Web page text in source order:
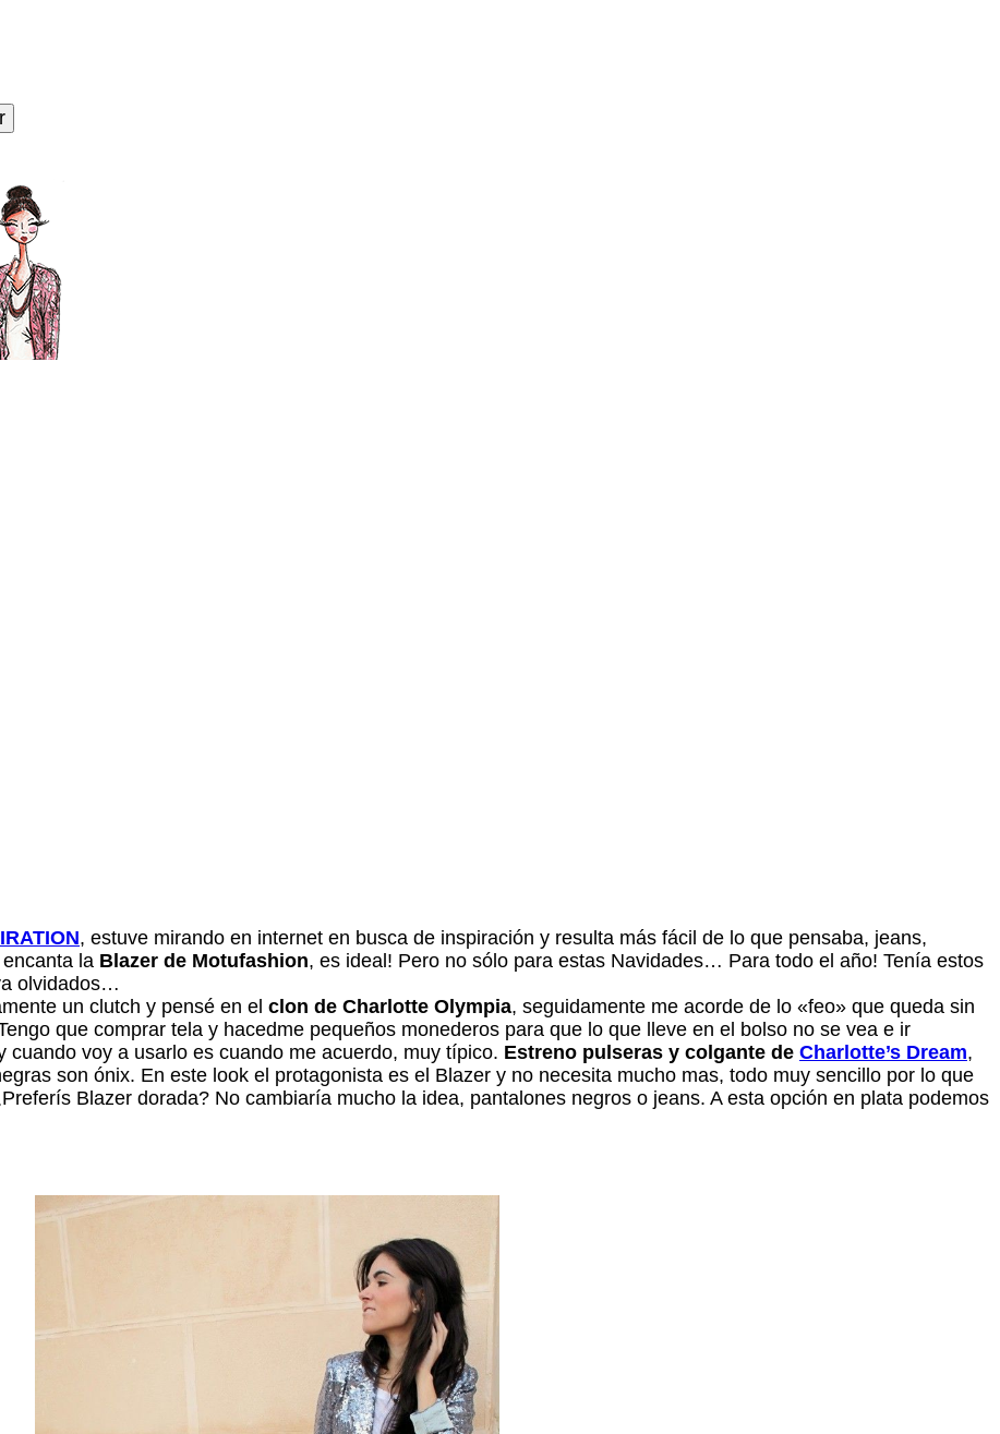
, estuve mirando en internet en busca de inspiración y resulta más fácil de lo que pensaba, jeans,
la Blazer de Motufashion, es ideal! Pero no sólo para estas Navidades… Para todo el año! Tenía estos
olvidados…
un clutch y pensé en el clon de Charlotte Olympia, seguidamente me acorde de lo «feo» que queda sin
que comprar tela y hacedme pequeños monederos para que lo que lleve en el bolso no se vea e ir
voy a usarlo es cuando me acuerdo, muy típico. Estreno pulseras y colgante de Charlotte’s Dream,
son ónix. En este look el protagonista es el Blazer y no necesita mucho mas, todo muy sencillo por lo que
Blazer dorada? No cambiaría mucho la idea, pantalones negros o jeans. A esta opción en plata podemos